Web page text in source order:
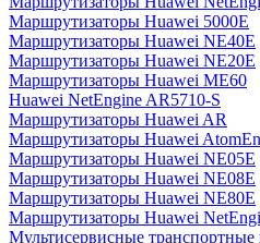
Маршрутизаторы Huawei 5000E
Маршрутизаторы Huawei NE40E
Маршрутизаторы Huawei NE20E
Маршрутизаторы Huawei ME60
Huawei NetEngine AR5710-S
Маршрутизаторы Huawei AR
Маршрутизаторы Huawei
Маршрутизаторы Huawei NE05E
Маршрутизаторы Huawei NE08E
Маршрутизаторы Huawei NE80E
Маршрутизаторы Huawei
Мультисервисные